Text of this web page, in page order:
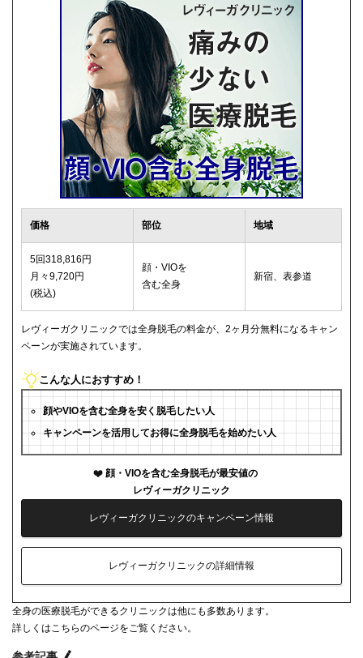
価格 部位 地域
5回318,816円
月々9,720円
(税込)
顔・VIOを
含む全身
新宿、表参道
レヴィーガクリニックでは全身脱毛の料金が、2ヶ月分無料になるキャン
ペーンが実施されています。
こんな人におすすめ！
顔やVIOを含む全身を安く脱毛したい人
キャンペーンを活用してお得に全身脱毛を始めたい人
顔・VIOを含む全身脱毛が最安値の
レヴィーガクリニック
レヴィーガクリニックのキャンペーン情報
レヴィーガクリニックの詳細情報
全身の医療脱毛ができるクリニックは他にも多数あります。
詳しくはこちらのページをご覧ください。